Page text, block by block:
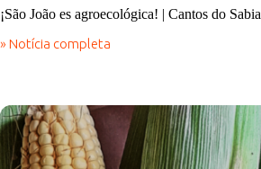
¡São João es agroecológica! | Cantos do Sabia
» Notícia completa
¡São
|
Cantos
do
Sabia